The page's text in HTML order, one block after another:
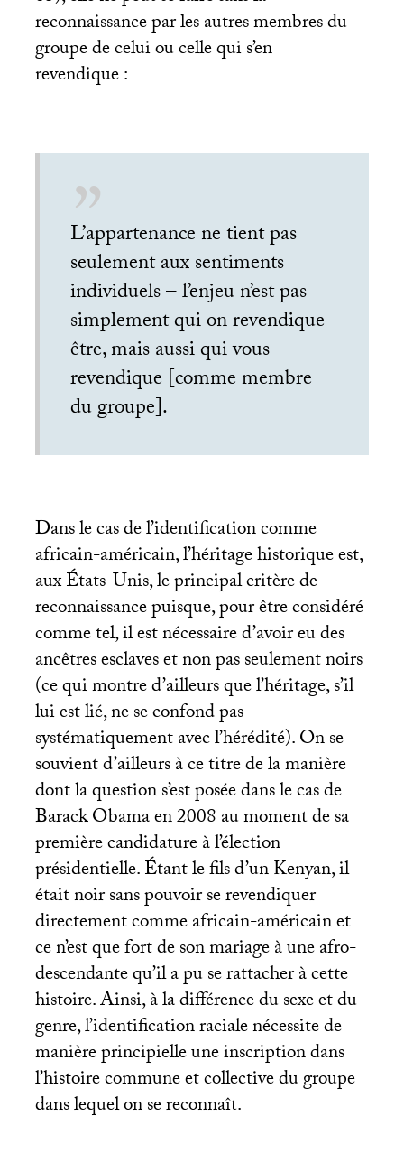
reconnaissance par les autres membres du
groupe de celui ou celle qui s’en
revendique :
L’appartenance ne tient pas
seulement aux sentiments
individuels – l’enjeu n’est pas
simplement qui on revendique
être, mais aussi qui vous
revendique [comme membre
du groupe].
Dans le cas de l’identification comme
africain-américain, l’héritage historique est,
aux États-Unis, le principal critère de
reconnaissance puisque, pour être considéré
comme tel, il est nécessaire d’avoir eu des
ancêtres esclaves et non pas seulement noirs
(ce qui montre d’ailleurs que l’héritage, s’il
lui est lié, ne se confond pas
systématiquement avec l’hérédité). On se
souvient d’ailleurs à ce titre de la manière
dont la question s’est posée dans le cas de
Barack Obama en 2008 au moment de sa
première candidature à l’élection
présidentielle. Étant le fils d’un Kenyan, il
était noir sans pouvoir se revendiquer
directement comme africain-américain et
ce n’est que fort de son mariage à une afro-
descendante qu’il a pu se rattacher à cette
histoire. Ainsi, à la différence du sexe et du
genre, l’identification raciale nécessite de
manière principielle une inscription dans
l’histoire commune et collective du groupe
dans lequel on se reconnaît.